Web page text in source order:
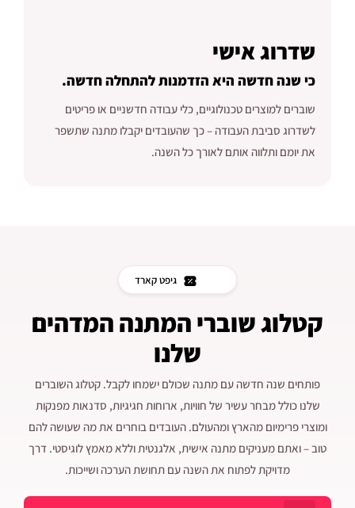
שדרוג אישי
כי שנה חדשה היא הזדמנות להתחלה חדשה.
שוברים למוצרים טכנולוגיים, כלי עבודה חדשניים או פריטים
לשדרוג סביבת העבודה – כך שהעובדים יקבלו מתנה שתשפר
את יומם ותלווה אותם לאורך כל השנה.
גיפט קארד
קטלוג שוברי המתנה המדהים
שלנו
פותחים שנה חדשה עם מתנה שכולם ישמחו לקבל. קטלוג השוברים
שלנו כולל מבחר עשיר של חוויות, ארוחות חגיגיות, סדנאות מפנקות
ומוצרי פרימיום מהארץ ומהעולם. העובדים בוחרים את מה שעושה להם
טוב – ואתם מעניקים מתנה אישית, אלגנטית וללא מאמץ לוגיסטי. דרך
מדויקת לפתוח את השנה עם תחושת הערכה ושייכות.